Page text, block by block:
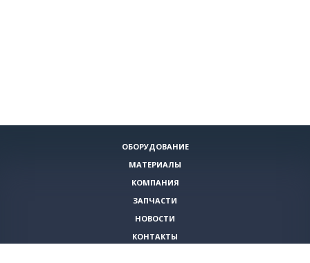
ОБОРУДОВАНИЕ
МАТЕРИАЛЫ
КОМПАНИЯ
ЗАПЧАСТИ
НОВОСТИ
КОНТАКТЫ